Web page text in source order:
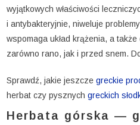
wyjątkowych właściwości
i antybakteryjnie, niweluje
wspomaga układ krążenia, a
zarówno rano, jak i przed snem.
Sprawdź, jakie jeszcze greckie
herbat czy pysznych greckich
Herbata górska —